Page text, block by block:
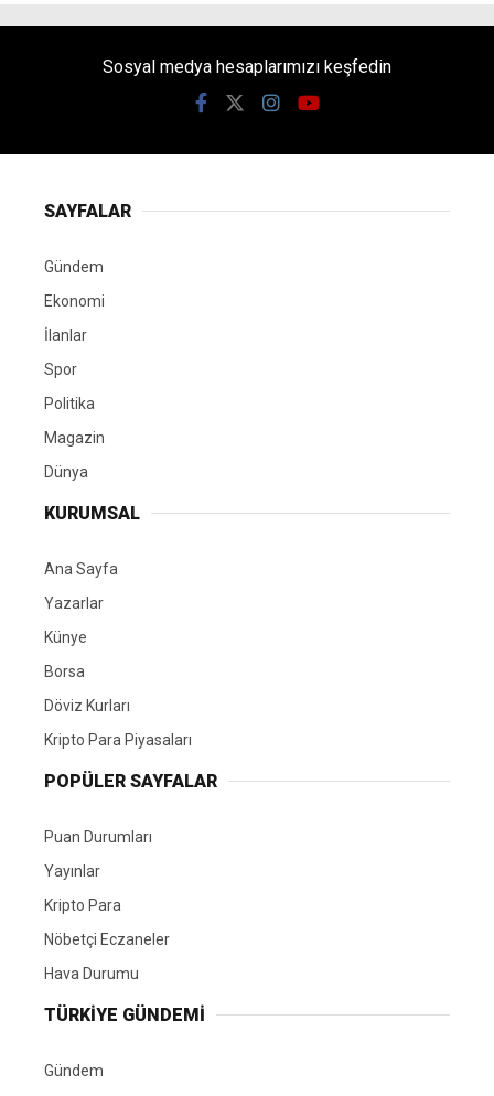
Sosyal medya hesaplarımızı keşfedin
SAYFALAR
Gündem
Ekonomi
İlanlar
Spor
Politika
Magazin
Dünya
KURUMSAL
Ana Sayfa
Yazarlar
Künye
Borsa
Döviz Kurları
Kripto Para Piyasaları
POPÜLER SAYFALAR
Puan Durumları
Yayınlar
Kripto Para
Nöbetçi Eczaneler
Hava Durumu
TÜRKIYE GÜNDEMI
Gündem